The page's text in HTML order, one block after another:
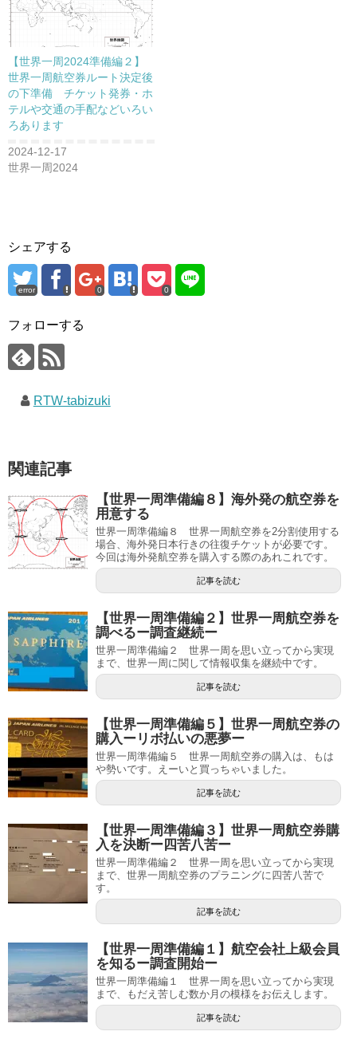
【世界一周2024準備編２】
世界一周航空券ルート決定後
の下準備 チケット発券・ホ
テルや交通の手配などいろい
ろあります
2024-12-17
世界一周2024
シェアする
error 0 0
フォローする
RTW-tabizuki
関連記事
【世界一周準備編８】海外発の航空券を
用意する
世界一周準備編８ 世界一周航空券を2分割使用する
場合、海外発日本行きの往復チケットが必要です。
今回は海外発航空券を購入する際のあれこれです。
記事を読む
【世界一周準備編２】世界一周航空券を
調べるー調査継続ー
世界一周準備編２ 世界一周を思い立ってから実現
まで、世界一周に関して情報収集を継続中です。
記事を読む
【世界一周準備編５】世界一周航空券の
購入ーリボ払いの悪夢ー
世界一周準備編５ 世界一周航空券の購入は、もは
や勢いです。えーいと買っちゃいました。
記事を読む
【世界一周準備編３】世界一周航空券購
入を決断ー四苦八苦ー
世界一周準備編２ 世界一周を思い立ってから実現
まで、世界一周航空券のプラニングに四苦八苦で
す。
記事を読む
【世界一周準備編１】航空会社上級会員
を知るー調査開始ー
世界一周準備編１ 世界一周を思い立ってから実現
まで、もだえ苦しむ数か月の模様をお伝えします。
記事を読む